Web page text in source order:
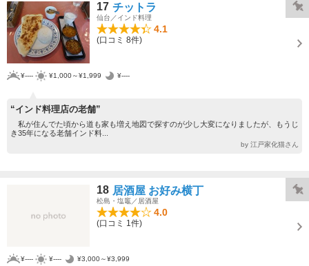
17 チットラ
仙台／インド料理
4.1
(口コミ 8件)
¥---- ¥1,000～¥1,999 ¥----
“インド料理店の老舗”
私が住んでた頃から道も家も増え地図で探すのが少し大変になりましたが、もうじ
き35年になる老舗インド料...
by 江戸家化猫さん
18 居酒屋 お好み横丁
松島・塩竈／居酒屋
4.0
(口コミ 1件)
¥---- ¥---- ¥3,000～¥3,999